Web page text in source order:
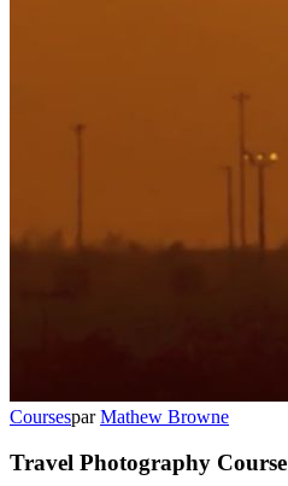
Coursespar Mathew Browne
Travel Photography Course